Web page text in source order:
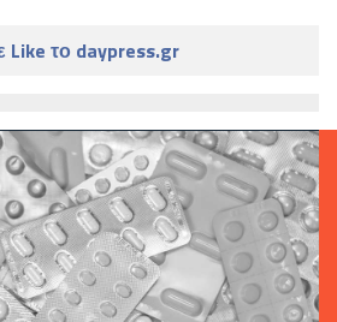
Like το daypress.gr